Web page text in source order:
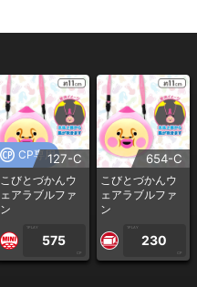
CP専用127-C
こびとづかんウ
ェアラブルファ
ン
1PLAY
575
CP
654-C
こびとづかんウ
ェアラブルファ
ン
1PLAY
230
CP